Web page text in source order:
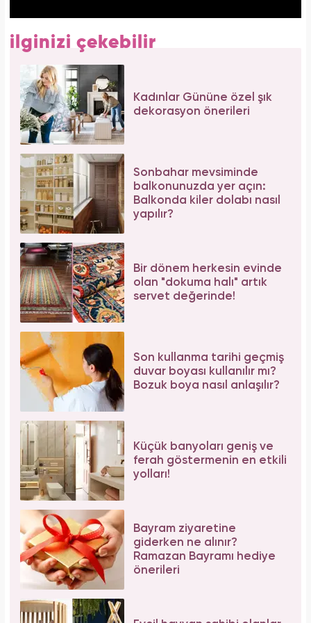
ilginizi çekebilir
Kadınlar Gününe özel şık
dekorasyon önerileri
Sonbahar mevsiminde
balkonunuzda yer açın:
Balkonda kiler dolabı nasıl
yapılır?
Bir dönem herkesin evinde
olan "dokuma halı" artık
servet değerinde!
Son kullanma tarihi geçmiş
duvar boyası kullanılır mı?
Bozuk boya nasıl anlaşılır?
Küçük banyoları geniş ve
ferah göstermenin en etkili
yolları!
Bayram ziyaretine
giderken ne alınır?
Ramazan Bayramı hediye
önerileri